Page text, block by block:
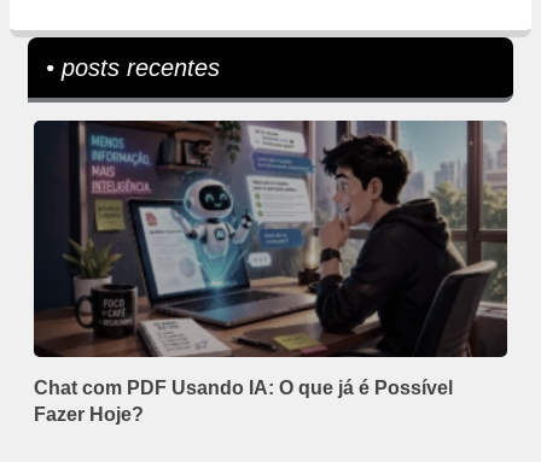
• posts recentes
Chat com PDF Usando IA: O que já é Possível
Fazer Hoje?